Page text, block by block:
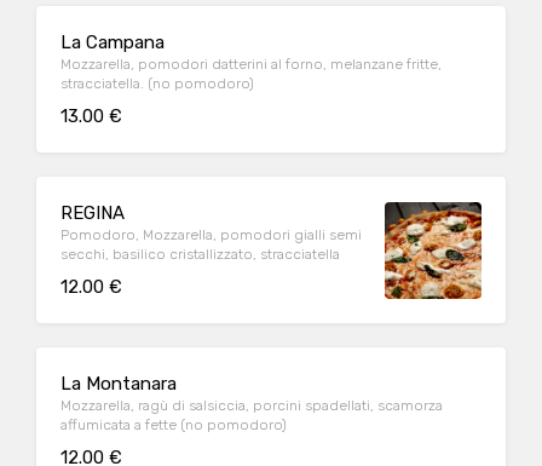
La Campana
Mozzarella, pomodori datterini al forno, melanzane fritte,
stracciatella. (no pomodoro)
13.00 €
REGINA
Pomodoro, Mozzarella, pomodori gialli semi
secchi, basilico cristallizzato, stracciatella
12.00 €
La Montanara
Mozzarella, ragù di salsiccia, porcini spadellati, scamorza
affumicata a fette (no pomodoro)
12.00 €